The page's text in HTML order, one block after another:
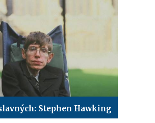
Stephen Hawking